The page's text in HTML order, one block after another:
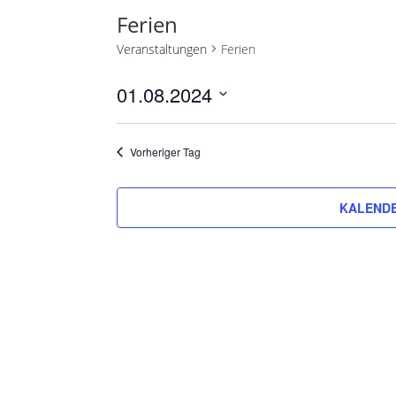
Ferien
Veranstaltungen Ferien
01.08.2024
Datum
wählen.
Vorheriger Tag